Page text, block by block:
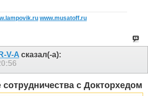
www.musatoff.ru
V-A сказал(-а):
сотрудничества с Докторхедом